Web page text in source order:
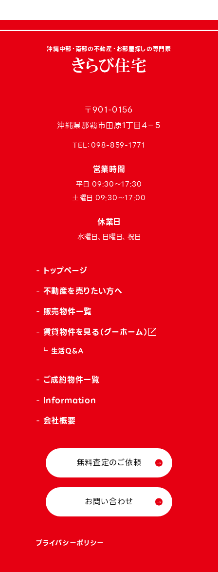
沖縄中部・南部の不動産・お部屋探しの専門家
〒901-0156
沖縄県那覇市田原1丁目4−5
TEL：098-859-1771
営業時間
平日 09:30〜17:30
土曜日 09:30〜17:00
休業日
水曜日、日曜日、祝日
トップページ
不動産を売りたい方へ
販売物件一覧
賃貸物件を見る（グーホーム）
生活Q&A
ご成約物件一覧
Information
会社概要
無料査定のご依頼
お問い合わせ
プライバシーポリシー